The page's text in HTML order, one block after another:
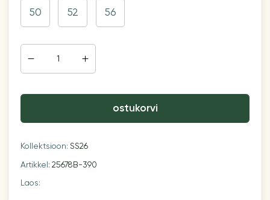
50 52 56
ostukorvi
Kollektsioon:SS26
Artikkel:25678B-390
Laos: